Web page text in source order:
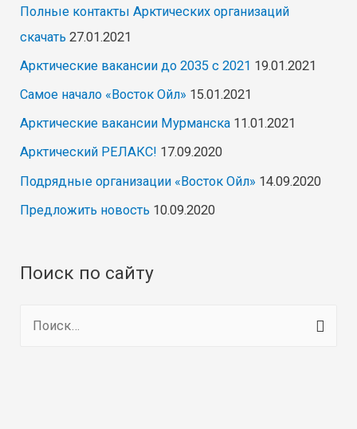
Полные контакты Арктических организаций
скачать 27.01.2021
Арктические вакансии до 2035 с 2021 19.01.2021
Самое начало «Восток Ойл» 15.01.2021
Арктические вакансии Мурманска 11.01.2021
Арктический РЕЛАКС! 17.09.2020
Подрядные организации «Восток Ойл» 14.09.2020
Предложить новость 10.09.2020
Поиск по сайту